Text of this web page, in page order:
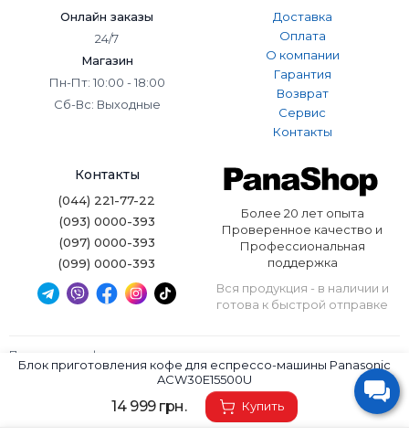
Блок приготовления кофе для еспрессо-машины Panasonic
ACW30E15500U
14 999 грн. Купить
Онлайн заказы
24/7
Магазин
Пн-Пт: 10:00 - 18:00
Сб-Вс: Выходные
Доставка
Оплата
О компании
Гарантия
Возврат
Сервис
Контакты
Контакты
(044) 221-77-22
(093) 0000-393
(097) 0000-393
(099) 0000-393
Более 20 лет опыта
Проверенное качество и
Профессиональная
поддержка
Вся продукция - в наличии и
готова к быстрой отправке
Panashop © 2026. Все права защищены.
Политика конфиденциальности
Условия использования